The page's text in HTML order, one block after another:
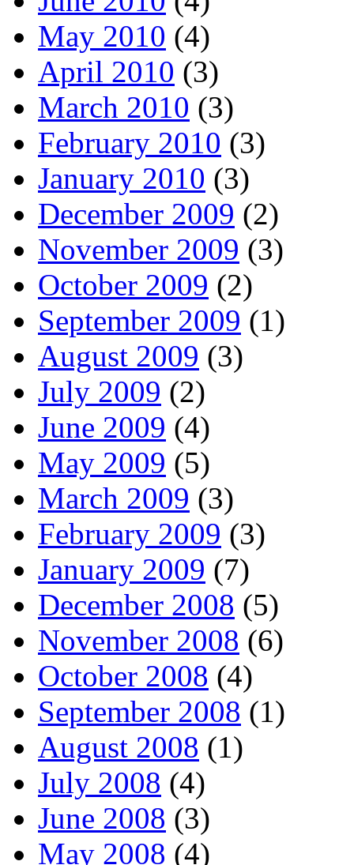
May 2010 (4)
April 2010 (3)
March 2010 (3)
February 2010 (3)
January 2010 (3)
December 2009 (2)
November 2009 (3)
October 2009 (2)
September 2009 (1)
August 2009 (3)
July 2009 (2)
June 2009 (4)
May 2009 (5)
March 2009 (3)
February 2009 (3)
January 2009 (7)
December 2008 (5)
November 2008 (6)
October 2008 (4)
September 2008 (1)
August 2008 (1)
July 2008 (4)
June 2008 (3)
May 2008 (4)